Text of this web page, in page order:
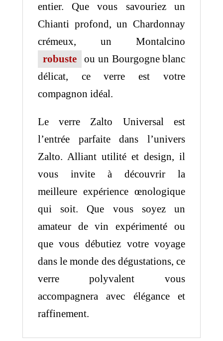
entier. Que vous savouriez un
Chianti profond, un Chardonnay
crémeux, un Montalcino
robuste
ou un Bourgogne blanc
délicat, ce verre est votre
compagnon idéal.
Le verre Zalto Universal est
l’entrée parfaite dans l’univers
Zalto. Alliant utilité et design, il
vous invite à découvrir la
meilleure expérience œnologique
qui soit. Que vous soyez un
amateur de vin expérimenté ou
que vous débutiez votre voyage
dans le monde des dégustations, ce
verre polyvalent vous
accompagnera avec élégance et
raffinement.